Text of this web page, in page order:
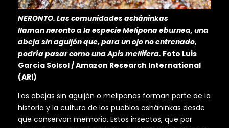
NERONTO. Las comunidades asháninkas
llaman neronto a la especie Melipona eburnea, una
abeja sin aguijón que, para un ojo no entrenado,
podría pasar como una Apis mellifera. Foto Luis
García Solsol / Amazon Research International
(ARI)
Las abejas sin aguijón o meliponas forman parte de la
historia y la cultura de los pueblos asháninkas desde
que conservan memoria. Estos insectos, que por